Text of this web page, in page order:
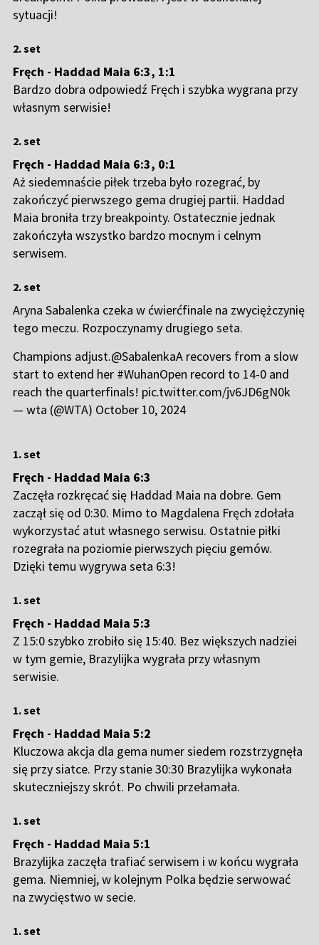
sytuacji!
2. set
Fręch - Haddad Maia 6:3, 1:1
Bardzo dobra odpowiedź Fręch i szybka wygrana przy
własnym serwisie!
2. set
Fręch - Haddad Maia 6:3, 0:1
Aż siedemnaście piłek trzeba było rozegrać, by
zakończyć pierwszego gema drugiej partii. Haddad
Maia broniła trzy breakpointy. Ostatecznie jednak
zakończyła wszystko bardzo mocnym i celnym
serwisem.
2. set
Aryna Sabalenka czeka w ćwierćfinale na zwyciężczynię
tego meczu. Rozpoczynamy drugiego seta.
Champions adjust.@SabalenkaA recovers from a slow
start to extend her #WuhanOpen record to 14-0 and
reach the quarterfinals! pic.twitter.com/jv6JD6gN0k
— wta (@WTA) October 10, 2024
1. set
Fręch - Haddad Maia 6:3
Zaczęła rozkręcać się Haddad Maia na dobre. Gem
zaczął się od 0:30. Mimo to Magdalena Fręch zdołała
wykorzystać atut własnego serwisu. Ostatnie piłki
rozegrała na poziomie pierwszych pięciu gemów.
Dzięki temu wygrywa seta 6:3!
1. set
Fręch - Haddad Maia 5:3
Z 15:0 szybko zrobiło się 15:40. Bez większych nadziei
w tym gemie, Brazylijka wygrała przy własnym
serwisie.
1. set
Fręch - Haddad Maia 5:2
Kluczowa akcja dla gema numer siedem rozstrzygnęła
się przy siatce. Przy stanie 30:30 Brazylijka wykonała
skuteczniejszy skrót. Po chwili przełamała.
1. set
Fręch - Haddad Maia 5:1
Brazylijka zaczęła trafiać serwisem i w końcu wygrała
gema. Niemniej, w kolejnym Polka będzie serwować
na zwycięstwo w secie.
1. set